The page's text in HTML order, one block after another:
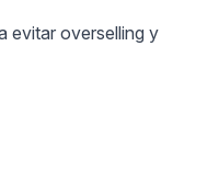
evitar overselling y